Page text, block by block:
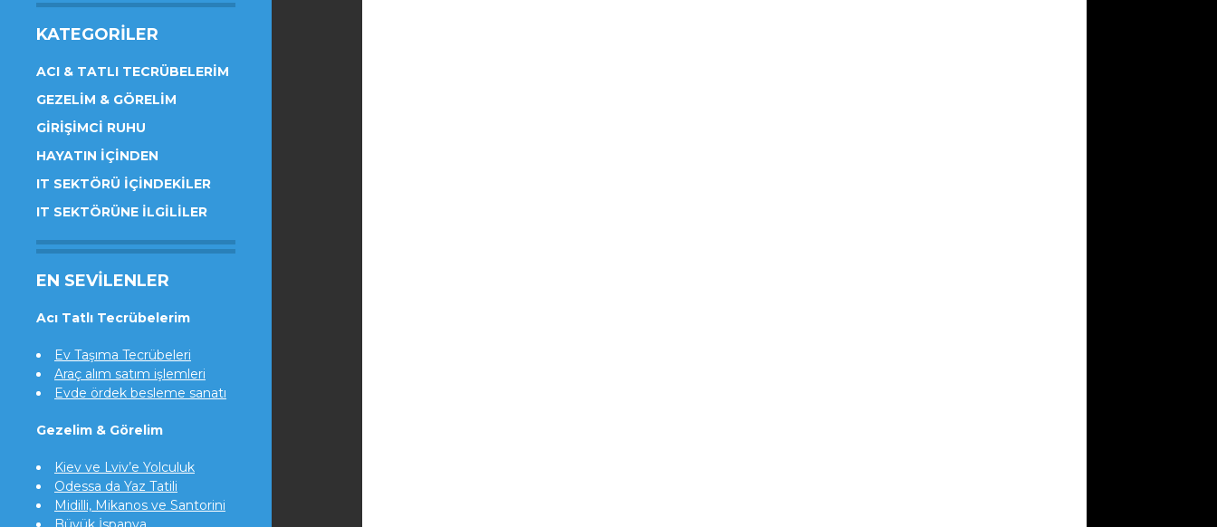
KATEGORILER
ACI & TATLI TECRÜBELERIM
GEZELIM & GÖRELIM
GIRIŞIMCI RUHU
HAYATIN İÇINDEN
IT SEKTÖRÜ İÇINDEKILER
IT SEKTÖRÜNE İLGILILER
EN SEVILENLER
Acı Tatlı Tecrübelerim
Ev Taşıma Tecrübeleri
Araç alım satım işlemleri
Evde ördek besleme sanatı
Gezelim & Görelim
Kiev ve Lviv’e Yolculuk
Odessa da Yaz Tatili
Midilli, Mikanos ve Santorini